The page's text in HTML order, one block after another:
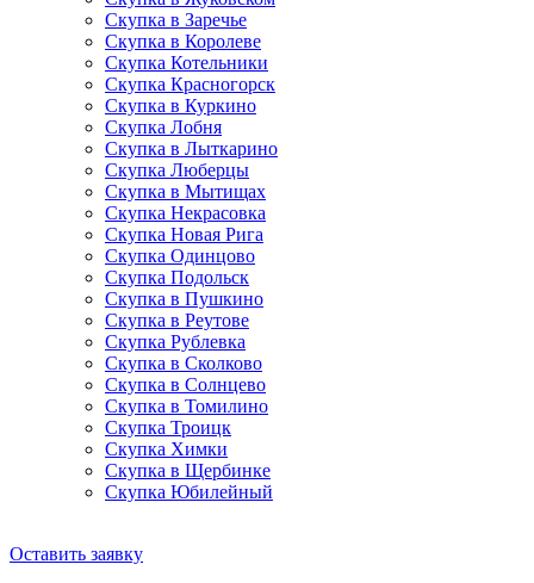
Скупка в Заречье
Скупка в Королеве
Скупка Котельники
Скупка Красногорск
Скупка в Куркино
Скупка Лобня
Скупка в Лыткарино
Скупка Люберцы
Скупка в Мытищах
Скупка Некрасовка
Скупка Новая Рига
Скупка Одинцово
Скупка Подольск
Скупка в Пушкино
Скупка в Реутове
Скупка Рублевка
Скупка в Сколково
Скупка в Солнцево
Скупка в Томилино
Скупка Троицк
Скупка Химки
Скупка в Щербинке
Скупка Юбилейный
Оставить заявку